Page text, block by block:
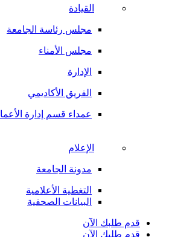
القيادة
مجلس رئاسة الجامعة
مجلس الأمناء
الإدارة
الفريق الأكاديمي
عمداء قسم إدارة
الإعلام
مدونة الجامعة
التغطية الأعلامية
البيانات الصحفية
قدم طلبك الآن
قدم طلبك الآن